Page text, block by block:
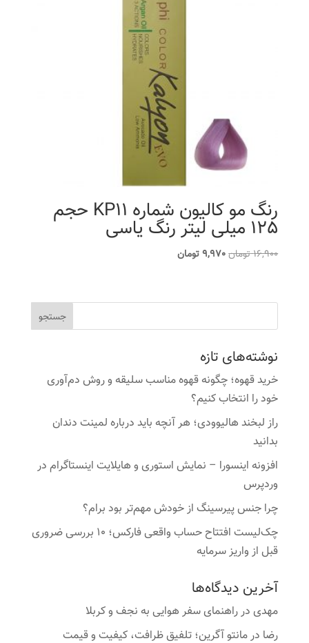
رنگ مو کالیون شماره KP11 حجم
125 میلی لیتر رنگ یاسی
16,900تومانقیمت
بود.
9,970تومانقیمت
است.
نوشته‌های تازه
خرید قهوه؛ چگونه قهوه مناسب سلیقه و روش دم‌آوری
خود را انتخاب کنیم؟
راز لبخند هالیوودی؛ هر آنچه باید درباره لمینت دندان
بدانید
افزونه اینسورا – نمایش استوری و هایلایت اینستاگرام در
وردپرس
چرا جنس پیرسینگ از خودش مهم‌تر بود برام؟
چک‌لیست افتتاح حساب واقعی فارکس؛ ۱۰ بررسی ضروری
قبل از واریز سرمایه
آخرین دیدگاه‌ها
مهدیدرراهنمای سفر هوایی به نجف و کربلا
رضا درمانتو آگرین؛ تلفیق ظرافت، کیفیت و قیمت